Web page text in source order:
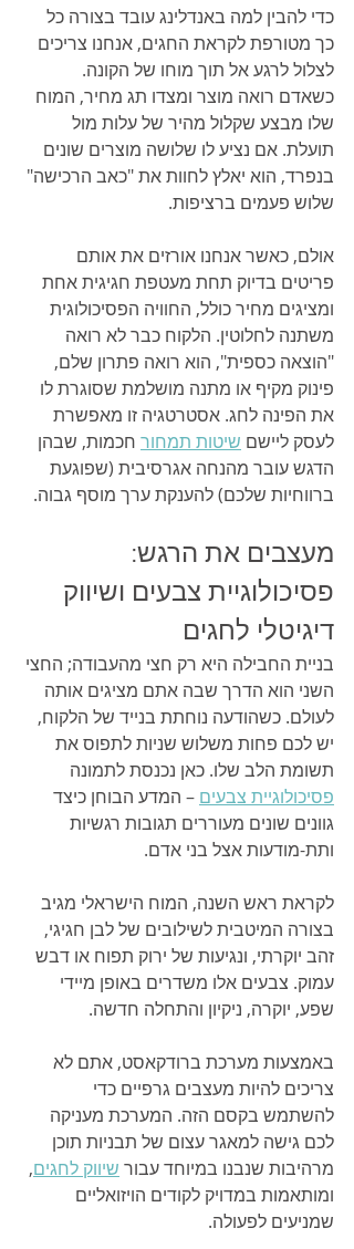
כדי להבין למה באנדלינג עובד בצורה כל
כך מטורפת לקראת החגים, אנחנו צריכים
לצלול לרגע אל תוך מוחו של הקונה.
כשאדם רואה מוצר ומצדו תג מחיר, המוח
שלו מבצע שקלול מהיר של עלות מול
תועלת. אם נציע לו שלושה מוצרים שונים
בנפרד, הוא יאלץ לחוות את "כאב הרכישה"
שלוש פעמים ברציפות.
אולם, כאשר אנחנו אורזים את אותם
פריטים בדיוק תחת מעטפת חגיגית אחת
ומציגים מחיר כולל, החוויה הפסיכולוגית
משתנה לחלוטין. הלקוח כבר לא רואה
"הוצאה כספית", הוא רואה פתרון שלם,
פינוק מקיף או מתנה מושלמת שסוגרת לו
את הפינה לחג. אסטרטגיה זו מאפשרת
לעסק ליישם שיטות תמחור חכמות, שבהן
הדגש עובר מהנחה אגרסיבית (שפוגעת
ברווחיות שלכם) להענקת ערך מוסף גבוה.
מעצבים את הרגש:
פסיכולוגיית צבעים ושיווק
דיגיטלי לחגים
בניית החבילה היא רק חצי מהעבודה; החצי
השני הוא הדרך שבה אתם מציגים אותה
לעולם. כשהודעה נוחתת בנייד של הלקוח,
יש לכם פחות משלוש שניות לתפוס את
תשומת הלב שלו. כאן נכנסת לתמונה
פסיכולוגיית צבעים – המדע הבוחן כיצד
גוונים שונים מעוררים תגובות רגשיות
ותת-מודעות אצל בני אדם.
לקראת ראש השנה, המוח הישראלי מגיב
בצורה המיטבית לשילובים של לבן חגיגי,
זהב יוקרתי, ונגיעות של ירוק תפוח או דבש
עמוק. צבעים אלו משדרים באופן מיידי
שפע, יוקרה, ניקיון והתחלה חדשה.
באמצעות מערכת ברודקאסט, אתם לא
צריכים להיות מעצבים גרפיים כדי
להשתמש בקסם הזה. המערכת מעניקה
לכם גישה למאגר עצום של תבניות תוכן
מרהיבות שנבנו במיוחד עבור שיווק לחגים,
ומותאמות במדויק לקודים הויזואליים
שמניעים לפעולה.